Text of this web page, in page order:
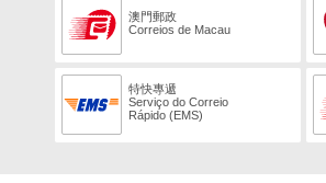
澳門郵政
Correios de Macau
特快專遞
Serviço do Correio
Rápido (EMS)